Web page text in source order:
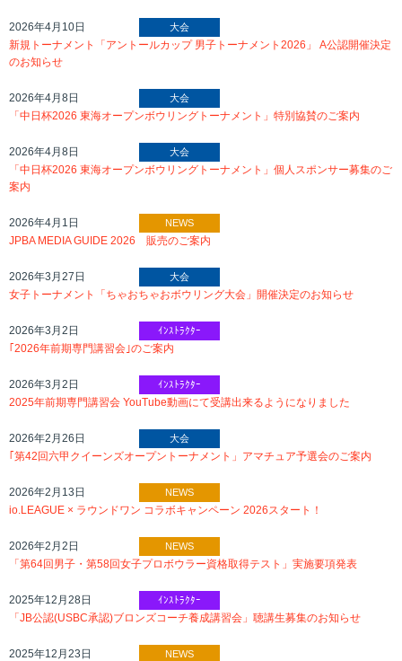
2026年4月10日 大会
新規トーナメント「アントールカップ 男子トーナメント2026」 A公認開催決定
のお知らせ
2026年4月8日 大会
「中日杯2026 東海オープンボウリングトーナメント」特別協賛のご案内
2026年4月8日 大会
「中日杯2026 東海オープンボウリングトーナメント」個人スポンサー募集のご
案内
2026年4月1日 NEWS
JPBA MEDIA GUIDE 2026 販売のご案内
2026年3月27日 大会
女子トーナメント「ちゃおちゃおボウリング大会」開催決定のお知らせ
2026年3月2日 ｲﾝｽﾄﾗｸﾀｰ
｢2026年前期専門講習会｣のご案内
2026年3月2日 ｲﾝｽﾄﾗｸﾀｰ
2025年前期専門講習会 YouTube動画にて受講出来るようになりました
2026年2月26日 大会
｢第42回六甲クイーンズオープントーナメント」アマチュア予選会のご案内
2026年2月13日 NEWS
io.LEAGUE × ラウンドワン コラボキャンペーン 2026スタート！
2026年2月2日 NEWS
「第64回男子・第58回女子プロボウラー資格取得テスト」実施要項発表
2025年12月28日 ｲﾝｽﾄﾗｸﾀｰ
「JB公認(USBC承認)ブロンズコーチ養成講習会」聴講生募集のお知らせ
2025年12月23日 NEWS